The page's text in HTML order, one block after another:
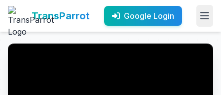
TransParrot Google Login